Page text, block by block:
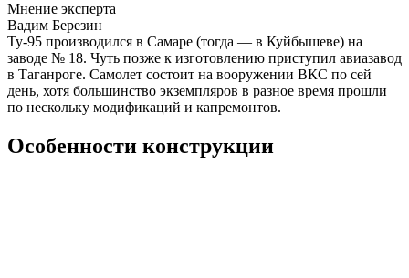
Мнение эксперта
Вадим Березин
Ту-95 производился в Самаре (тогда — в Куйбышеве) на
заводе № 18. Чуть позже к изготовлению приступил авиазавод
в Таганроге. Самолет состоит на вооружении ВКС по сей
день, хотя большинство экземпляров в разное время прошли
по нескольку модификаций и капремонтов.
Особенности конструкции